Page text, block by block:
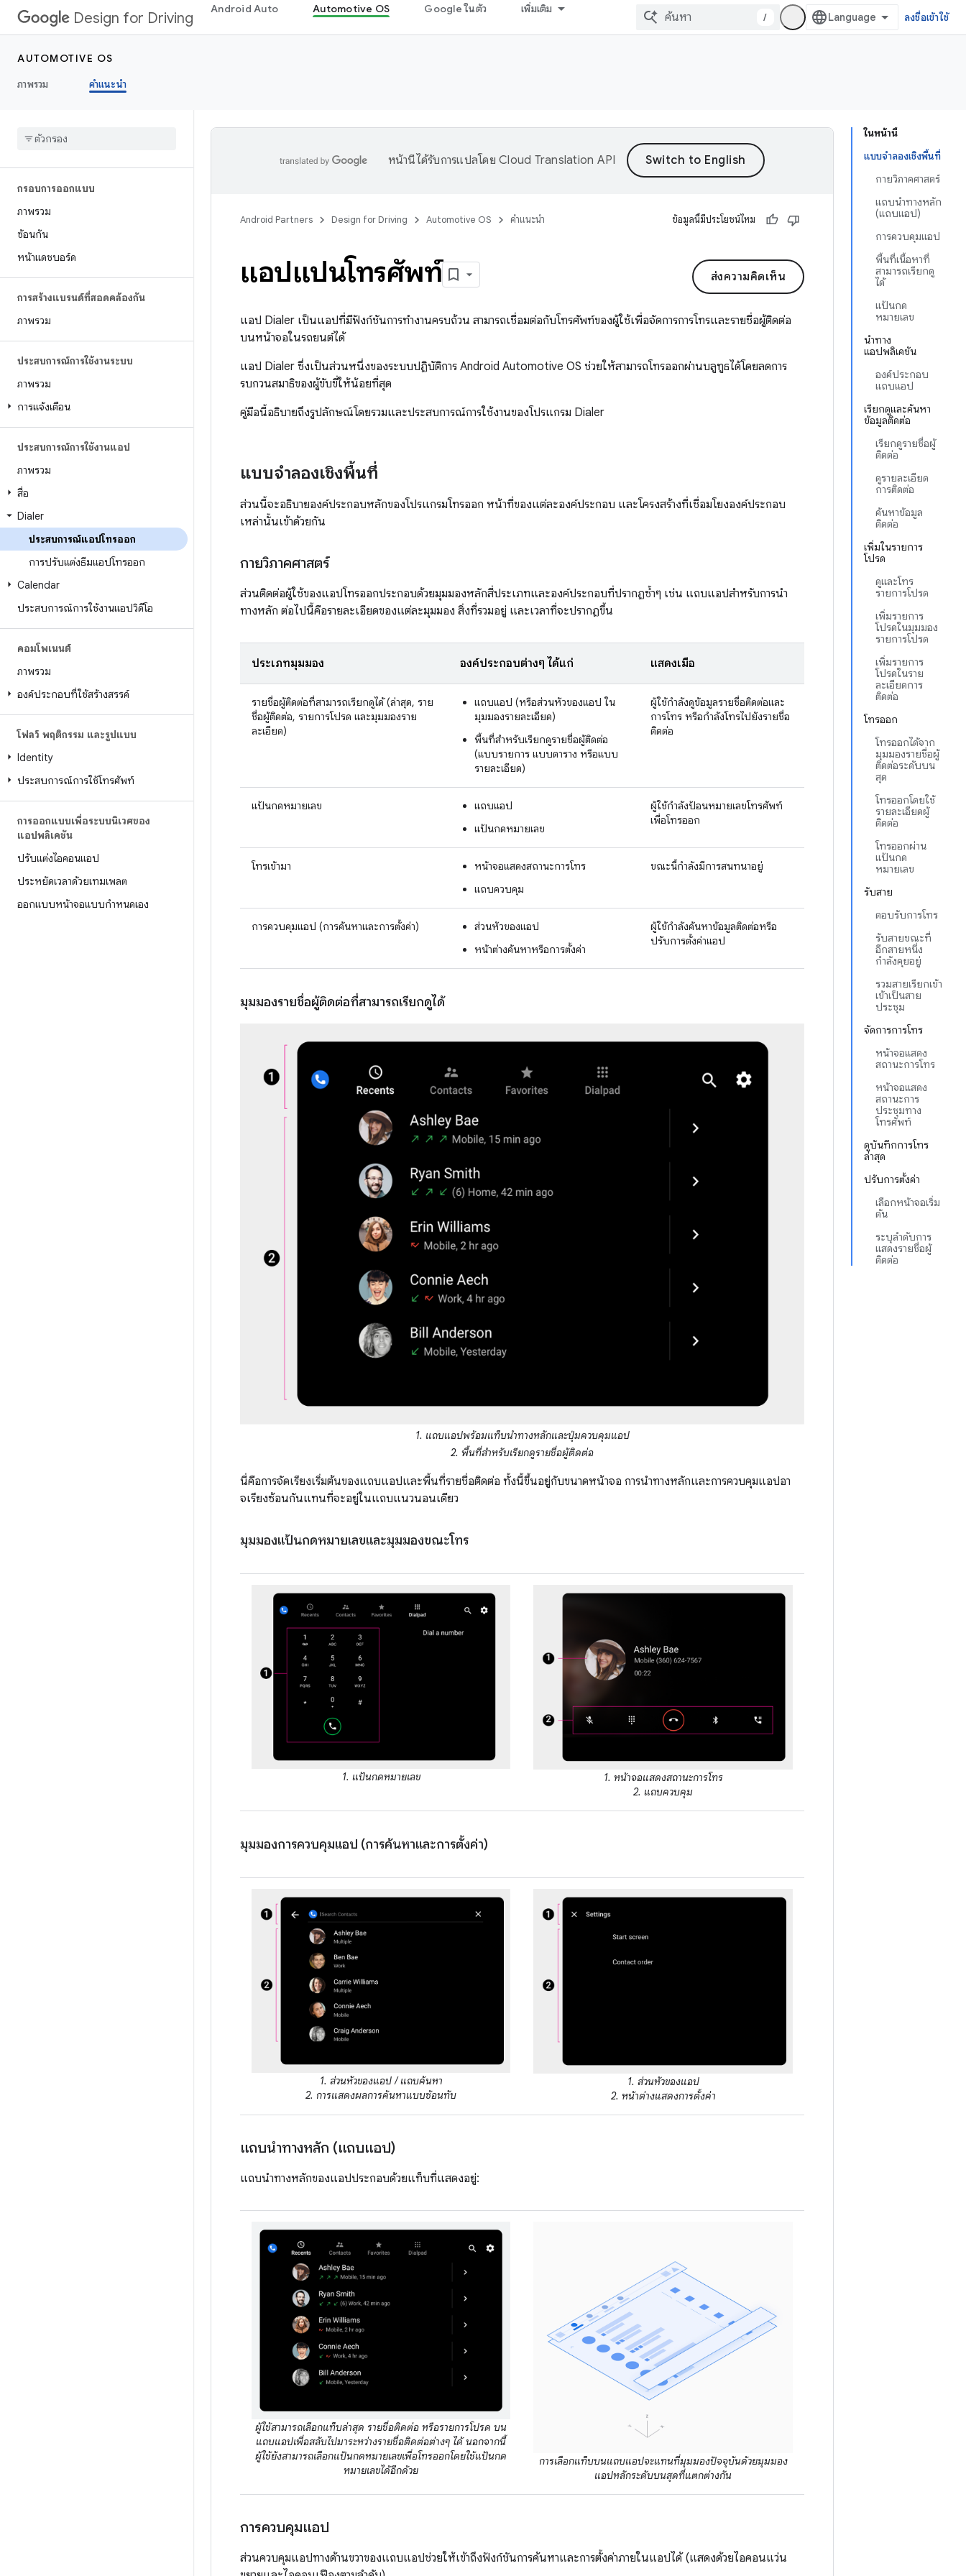
Design for Driving
Android Auto Automotive OS Google ในตัว เพิ่มเติม
/ ลงชื่อเข้าใช้
AUTOMOTIVE OS
ภาพรวม
คำแนะนำ
กรอบการออกแบบ
ภาพรวม
ซ้อนกัน
หน้าแดชบอร์ด
การสร้างแบรนด์ที่สอดคล้องกัน
ภาพรวม
ประสบการณ์การใช้งานระบบ
ภาพรวม
การแจ้งเตือน
ประสบการณ์การใช้งานแอป
ภาพรวม
สื่อ
Dialer
ประสบการณ์แอปโทรออก
การปรับแต่งธีมแอปโทรออก
Calendar
ประสบการณ์การใช้งานแอปวิดีโอ
คอมโพเนนต์
ภาพรวม
องค์ประกอบที่ใช้สร้างสรรค์
โฟลว์ พฤติกรรม และรูปแบบ
Identity
ประสบการณ์การใช้โทรศัพท์
การออกแบบเพื่อระบบนิเวศของ
แอปพลิเคชัน
ปรับแต่งไอคอนแอป
ประหยัดเวลาด้วยเทมเพลต
ออกแบบหน้าจอแบบกำหนดเอง
ในหน้านี้
แบบจำลองเชิงพื้นที่
กายวิภาคศาสตร์
แถบนำทางหลัก
(แถบแอป)
การควบคุมแอป
พื้นที่เนื้อหาที่
สามารถเรียกดู
ได้
แป้นกด
หมายเลข
นำทาง
แอปพลิเคชัน
องค์ประกอบ
แถบแอป
เรียกดูและค้นหา
ข้อมูลติดต่อ
เรียกดูรายชื่อผู้
ติดต่อ
ดูรายละเอียด
การติดต่อ
ค้นหาข้อมูล
ติดต่อ
เพิ่มในรายการ
โปรด
ดูและโทร
รายการโปรด
เพิ่มรายการ
โปรดในมุมมอง
รายการโปรด
เพิ่มรายการ
โปรดในราย
ละเอียดการ
ติดต่อ
โทรออก
โทรออกได้จาก
มุมมองรายชื่อผู้
ติดต่อระดับบน
สุด
โทรออกโดยใช้
รายละเอียดผู้
ติดต่อ
โทรออกผ่าน
แป้นกด
หมายเลข
รับสาย
ตอบรับการโทร
รับสายขณะที่
อีกสายหนึ่ง
กำลังคุยอยู่
รวมสายเรียกเข้า
เข้าเป็นสาย
ประชุม
จัดการการโทร
หน้าจอแสดง
สถานะการโทร
หน้าจอแสดง
สถานะการ
ประชุมทาง
โทรศัพท์
ดูบันทึกการโทร
ล่าสุด
ปรับการตั้งค่า
เลือกหน้าจอเริ่ม
ต้น
ระบุลำดับการ
แสดงรายชื่อผู้
ติดต่อ
หน้านี้ได้รับการแปลโดย Cloud Translation API
Android Partners Design for Driving Automotive OS คำแนะนำ ข้อมูลนี้มีประโยชน์ไหม
ส่งความคิดเห็น
แอปแป้นโทรศัพท์
แอป Dialer เป็นแอปที่มีฟังก์ชันการทำงานครบถ้วน สามารถเชื่อมต่อกับโทรศัพท์ของผู้ใช้เพื่อจัดการการโทรและรายชื่อผู้ติดต่อ
บนหน้าจอในรถยนต์ได้
แอป Dialer ซึ่งเป็นส่วนหนึ่งของระบบปฏิบัติการ Android Automotive OS ช่วยให้สามารถโทรออกผ่านบลูทูธได้โดยลดการ
รบกวนสมาธิของผู้ขับขี่ให้น้อยที่สุด
คู่มือนี้อธิบายถึงรูปลักษณ์โดยรวมและประสบการณ์การใช้งานของโปรแกรม Dialer
แบบจำลองเชิงพื้นที่
ส่วนนี้จะอธิบายองค์ประกอบหลักของโปรแกรมโทรออก หน้าที่ของแต่ละองค์ประกอบ และโครงสร้างที่เชื่อมโยงองค์ประกอบ
เหล่านั้นเข้าด้วยกัน
กายวิภาคศาสตร์
ส่วนติดต่อผู้ใช้ของแอปโทรออกประกอบด้วยมุมมองหลักสี่ประเภทและองค์ประกอบที่ปรากฏซ้ำๆ เช่น แถบแอปสำหรับการนำ
ทางหลัก ต่อไปนี้คือรายละเอียดของแต่ละมุมมอง สิ่งที่รวมอยู่ และเวลาที่จะปรากฏขึ้น
ประเภทมุมมอง องค์ประกอบต่างๆ ได้แก่ แสดงเมื่อ
รายชื่อผู้ติดต่อที่สามารถเรียกดูได้ (ล่าสุด, ราย
ชื่อผู้ติดต่อ, รายการโปรด และมุมมองราย
ละเอียด)
แถบแอป (หรือส่วนหัวของแอป ใน
มุมมองรายละเอียด)
พื้นที่สำหรับเรียกดูรายชื่อผู้ติดต่อ
(แบบรายการ แบบตาราง หรือแบบ
รายละเอียด)
ผู้ใช้กำลังดูข้อมูลรายชื่อติดต่อและ
การโทร หรือกำลังโทรไปยังรายชื่อ
ติดต่อ
แป้นกดหมายเลข
แถบแอป
แป้นกดหมายเลข
ผู้ใช้กำลังป้อนหมายเลขโทรศัพท์
เพื่อโทรออก
โทรเข้ามา
หน้าจอแสดงสถานะการโทร
แถบควบคุม
ขณะนี้กำลังมีการสนทนาอยู่
การควบคุมแอป (การค้นหาและการตั้งค่า)
ส่วนหัวของแอป
หน้าต่างค้นหาหรือการตั้งค่า
ผู้ใช้กำลังค้นหาข้อมูลติดต่อหรือ
ปรับการตั้งค่าแอป
มุมมองรายชื่อผู้ติดต่อที่สามารถเรียกดูได้
1. แถบแอปพร้อมแท็บนำทางหลักและปุ่มควบคุมแอป
2. พื้นที่สำหรับเรียกดูรายชื่อผู้ติดต่อ
นี่คือการจัดเรียงเริ่มต้นของแถบแอปและพื้นที่รายชื่อติดต่อ ทั้งนี้ขึ้นอยู่กับขนาดหน้าจอ การนำทางหลักและการควบคุมแอปอา
จเรียงซ้อนกันแทนที่จะอยู่ในแถบแนวนอนเดียว
มุมมองแป้นกดหมายเลขและมุมมองขณะโทร
1. แป้นกดหมายเลข
1. หน้าจอแสดงสถานะการโทร
2. แถบควบคุม
มุมมองการควบคุมแอป (การค้นหาและการตั้งค่า)
1. ส่วนหัวของแอป / แถบค้นหา
2. การแสดงผลการค้นหาแบบซ้อนทับ
1. ส่วนหัวของแอป
2. หน้าต่างแสดงการตั้งค่า
แถบนำทางหลัก (แถบแอป)
แถบนำทางหลักของแอปประกอบด้วยแท็บที่แสดงอยู่:
ผู้ใช้สามารถเลือกแท็บล่าสุด รายชื่อติดต่อ หรือรายการโปรด บน
แถบแอปเพื่อสลับไปมาระหว่างรายชื่อติดต่อต่างๆ ได้ นอกจากนี้
ผู้ใช้ยังสามารถเลือกแป้นกดหมายเลขเพื่อโทรออกโดยใช้แป้นกด
หมายเลขได้อีกด้วย
การเลือกแท็บบนแถบแอปจะแทนที่มุมมองปัจจุบันด้วยมุมมอง
แอปหลักระดับบนสุดที่แตกต่างกัน
การควบคุมแอป
ส่วนควบคุมแอปทางด้านขวาของแถบแอปช่วยให้เข้าถึงฟังก์ชันการค้นหาและการตั้งค่าภายในแอปได้ (แสดงด้วยไอคอนแว่น